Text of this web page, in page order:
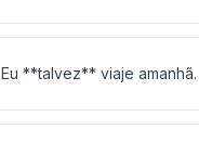
Eu **talvez** viaje amanhã.